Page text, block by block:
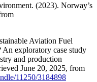
(2023). Norway’s
Aviation Fuel
exploratory case study
and production
June 20, 2025, from
11250/3184898